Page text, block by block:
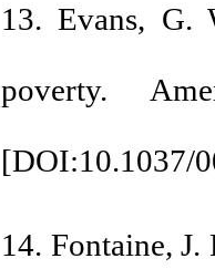
13. Evans, G.
poverty.
[DOI:10.1037/
14. Fontaine,